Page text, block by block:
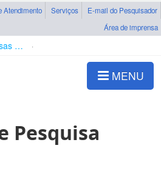
Atendimento Serviços
E-mail do Pesquisador
Área de imprensa
Bolsas e Auxílios Vigentes
MENU
Pesquisa